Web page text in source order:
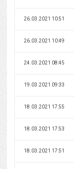
26.03.2021 10:51
26.03.2021 10:49
24.03.2021 08:45
19.03.2021 09:33
18.03.2021 17:55
18.03.2021 17:53
18.03.2021 17:51